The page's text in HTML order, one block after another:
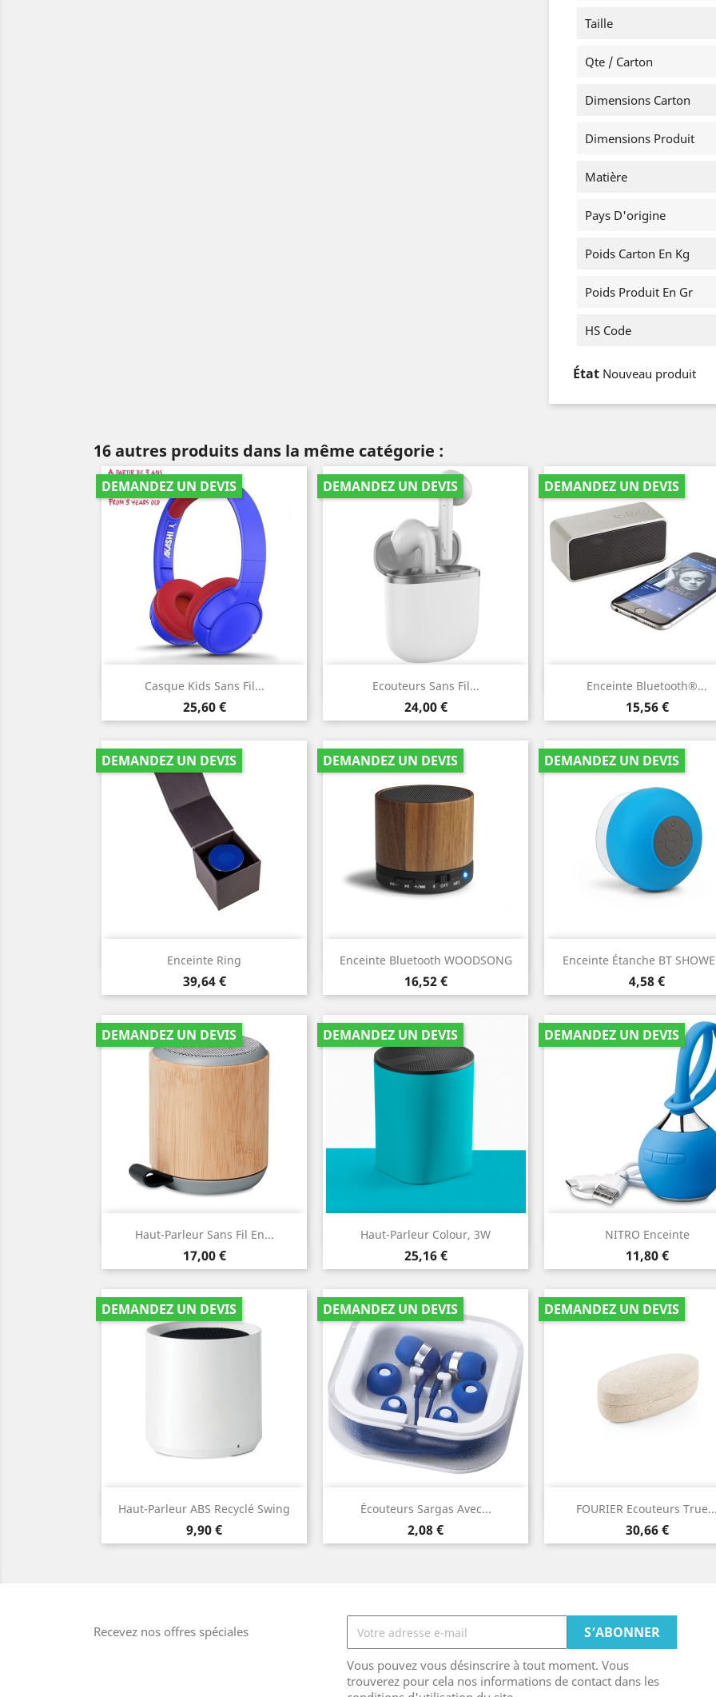
Taille
Qte / Carton
Dimensions Carton
Dimensions Produit
Matière
Pays D'origine
Poids Carton En Kg
Poids Produit En Gr
HS Code
État Nouveau produit
16 autres produits dans la même catégorie :
Casque Kids Sans Fil...
Prix
25,60 €
DEMANDEZ UN DEVIS
Aperçu rapide Ecouteurs Sans Fil...
Prix
24,00 €
DEMANDEZ UN DEVIS
Aperçu rapide Enceinte Bluetooth®...
Prix
15,56 €
DEMANDEZ UN DEVIS
Aperçu rapide
Enceinte Ring
Prix
39,64 €
DEMANDEZ UN DEVIS
Aperçu rapide
noirargentrouge
Enceinte Bluetooth WOODSONG
Prix
16,52 €
DEMANDEZ UN DEVIS
Aperçu rapide Enceinte Étanche BT
Prix
4,58 €
DEMANDEZ UN DEVIS
 Aperçu rapide
noirbleu
Haut-Parleur Sans Fil En...
Prix
17,00 €
DEMANDEZ UN DEVIS
Aperçu rapide
Bois
Haut-Parleur Colour, 3W
Prix
25,16 €
DEMANDEZ UN DEVIS
Aperçu rapide NITRO Enceinte
Prix
11,80 €
DEMANDEZ UN DEVIS
Aperçu rapide
Bleu
Haut-Parleur ABS Recyclé Swing
Prix
9,90 €
DEMANDEZ UN DEVIS
Aperçu rapide Écouteurs Sargas Avec...
Prix
2,08 €
DEMANDEZ UN DEVIS
Aperçu rapide FOURIER Ecouteurs True...
Prix
30,66 €
DEMANDEZ UN DEVIS
Aperçu rapide
Recevez nos offres spéciales
Vous pouvez vous désinscrire à tout moment. Vous
trouverez pour cela nos informations de contact dans les